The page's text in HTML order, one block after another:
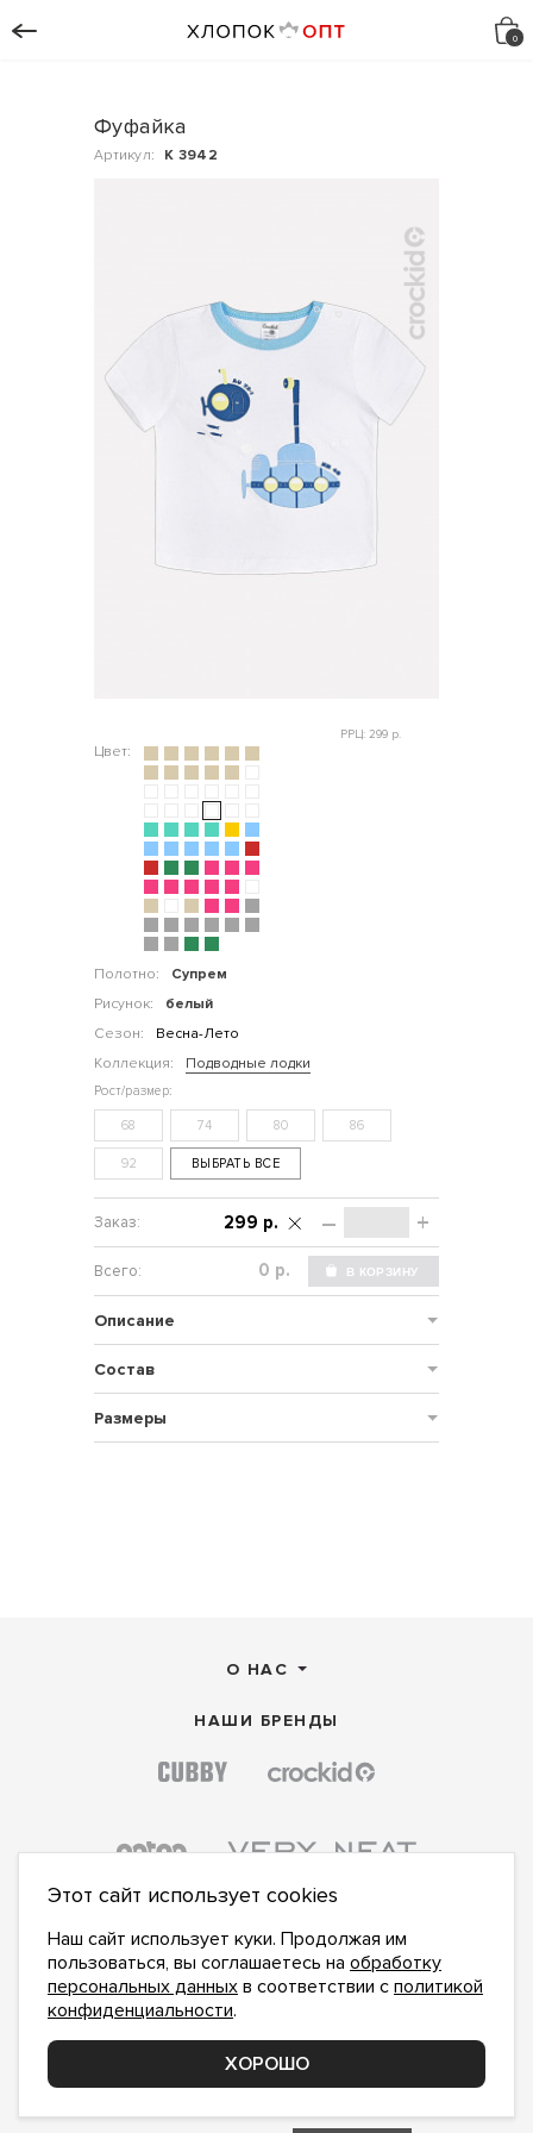
Фуфайка
Артикул: К 3942
Цвет:
Полотно:
Супрем
Рисунок:
белый
Сезон:
Весна-Лето
Коллекция:
Подводные лодки
РРЦ: 299 р.
68 74 80 86
92 ВЫБРАТЬ ВСЕ
– +
299 р.
р.
Описание
Состав
Размеры
О НАС
НАШИ БРЕНДЫ
ПОДПИСАТЬСЯ НА НОВОСТИ:
сполитикой конфиденциальностиознакомлен и
Этот сайт использует cookies
Наш сайт использует куки. Продолжая им
пользоваться, вы соглашаетесь на обработку
персональных данных в соответствии с политикой
конфиденциальности.
ХОРОШО